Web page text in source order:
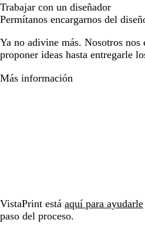
Trabajar con un diseñador
Permítanos encargarnos del
Ya no adivine más. Nosotros nos
proponer ideas hasta entregarle
Más información
VistaPrint está aquí para ayudarle
paso del proceso.